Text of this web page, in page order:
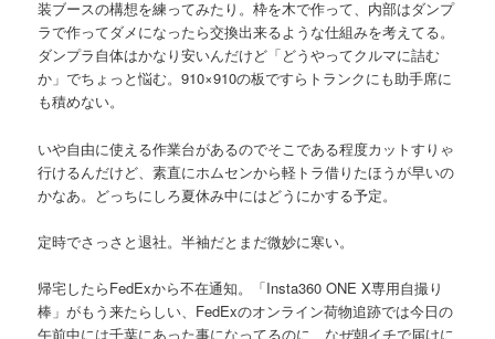
装ブースの構想を練ってみたり。枠を木で作って、内部はダンプ
ラで作ってダメになったら交換出来るような仕組みを考えてる。
ダンプラ自体はかなり安いんだけど「どうやってクルマに詰む
か」でちょっと悩む。910×910の板ですらトランクにも助手席に
も積めない。
いや自由に使える作業台があるのでそこである程度カットすりゃ
行けるんだけど、素直にホムセンから軽トラ借りたほうが早いの
かなあ。どっちにしろ夏休み中にはどうにかする予定。
定時でさっさと退社。半袖だとまだ微妙に寒い。
帰宅したらFedExから不在通知。「Insta360 ONE X専用自撮り
棒」がもう来たらしい、FedExのオンライン荷物追跡では今日の
午前中には千葉にあった事になってるのに、なぜ朝イチで届けに